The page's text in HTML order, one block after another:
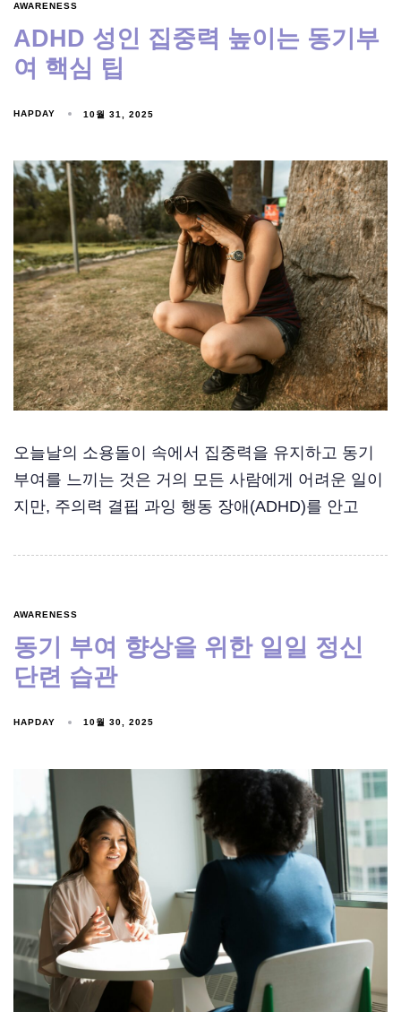
AWARENESS
ADHD 성인 집중력 높이는 동기부
여 핵심 팁
HAPDAY 10월 31, 2025
오늘날의 소용돌이 속에서 집중력을 유지하고 동기
부여를 느끼는 것은 거의 모든 사람에게 어려운 일이
지만, 주의력 결핍 과잉 행동 장애(ADHD)를 안고
AWARENESS
동기 부여 향상을 위한 일일 정신
단련 습관
HAPDAY 10월 30, 2025